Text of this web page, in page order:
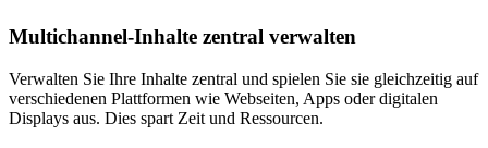
Multichannel-Inhalte zentral verwalten
Verwalten Sie Ihre Inhalte zentral und spielen Sie sie gleichzeitig auf
verschiedenen Plattformen wie Webseiten, Apps oder digitalen
Displays aus. Dies spart Zeit und Ressourcen.